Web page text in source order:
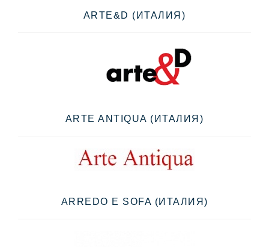
ARTE&D (ИТАЛИЯ)
ARTE ANTIQUA (ИТАЛИЯ)
ARREDO E SOFA (ИТАЛИЯ)